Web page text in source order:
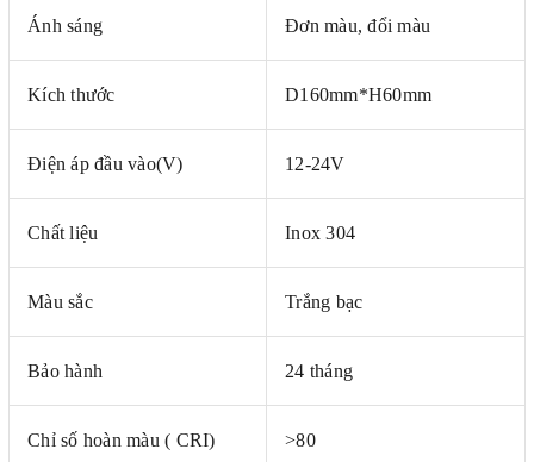
Ánh sáng Đơn màu, đổi màu
Kích thước D160mm*H60mm
Điện áp đầu vào(V) 12-24V
Chất liệu Inox 304
Màu sắc Trắng bạc
Bảo hành 24 tháng
Chỉ số hoàn màu ( CRI) >80